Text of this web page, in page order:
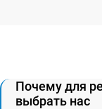
Почему для
выбрать нас